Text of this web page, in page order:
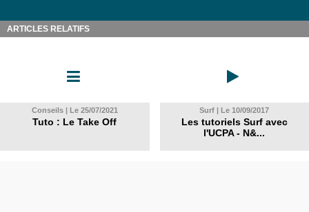
ARTICLES RELATIFS
Conseils | Le 25/07/2021
Tuto : Le Take Off
Surf | Le 10/09/2017
Les tutoriels Surf avec
l'UCPA - N&...